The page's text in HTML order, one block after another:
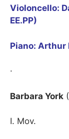
Violoncello:
EE.PP)
Piano: Arthur
·
Barbara York
I. Mov.